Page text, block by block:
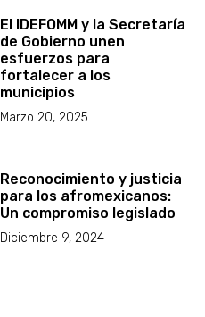
El IDEFOMM y la Secretaría
de Gobierno unen
esfuerzos para
fortalecer a los
municipios
Marzo 20, 2025
Reconocimiento y justicia
para los afromexicanos:
Un compromiso legislado
Diciembre 9, 2024